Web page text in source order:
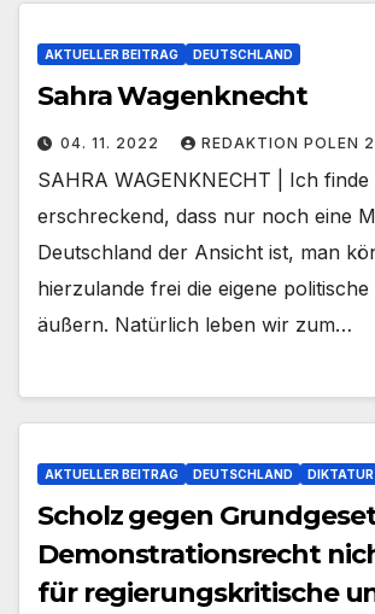
AKTUELLER BEITRAG DEUTSCHLAND
Sahra Wagenknecht
04. 11. 2022 REDAKTION POLEN 2
SAHRA WAGENKNECHT | Ich finde
erschreckend, dass nur noch eine
Deutschland der Ansicht ist, man
hierzulande frei die eigene
äußern. Natürlich leben wir zum…
AKTUELLER BEITRAG DEUTSCHLAND DIKTATUR
Scholz gegen
Demonstrationsrecht
für regierungskritische